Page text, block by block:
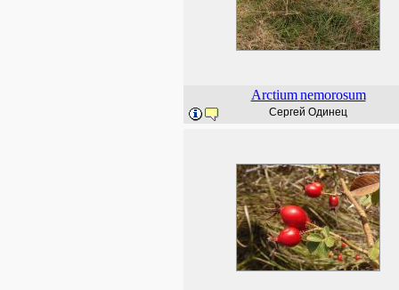
Arctium nemorosum
Сергей Одинец